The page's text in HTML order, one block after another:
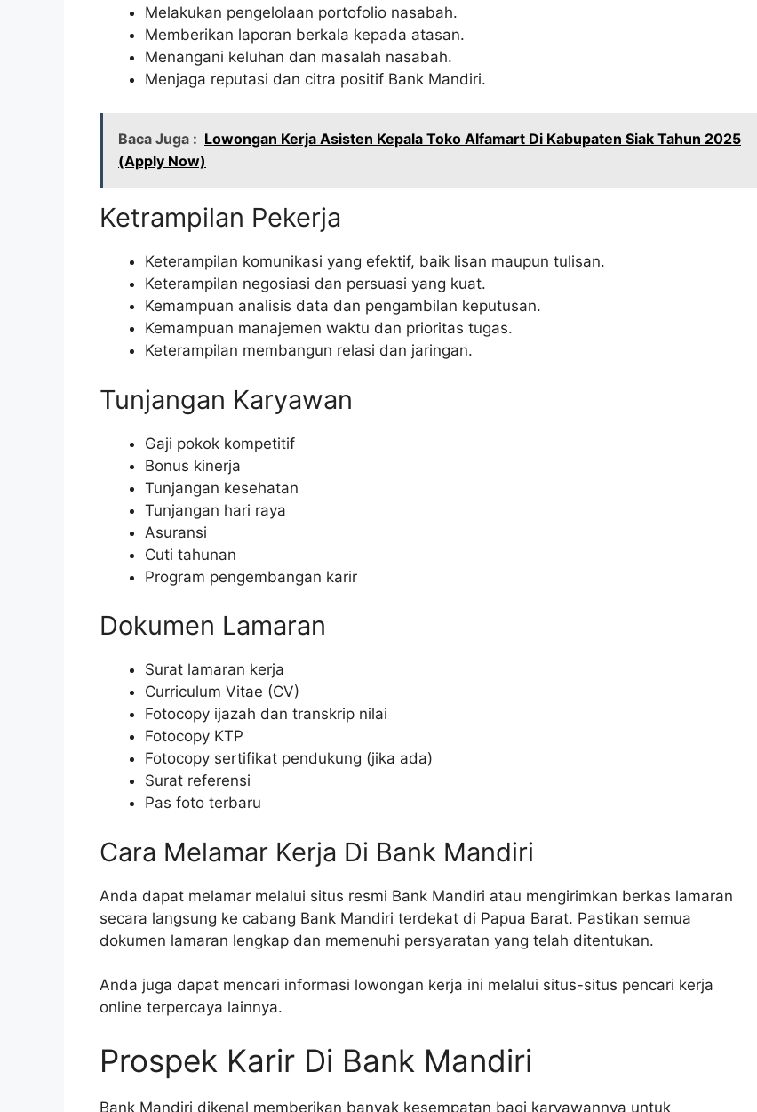
Melakukan pengelolaan portofolio nasabah.
Memberikan laporan berkala kepada atasan.
Menangani keluhan dan masalah nasabah.
Menjaga reputasi dan citra positif Bank Mandiri.
Baca Juga : Lowongan Kerja Asisten Kepala Toko Alfamart Di Kabupaten Siak Tahun 2025
(Apply Now)
Ketrampilan Pekerja
Keterampilan komunikasi yang efektif, baik lisan maupun tulisan.
Keterampilan negosiasi dan persuasi yang kuat.
Kemampuan analisis data dan pengambilan keputusan.
Kemampuan manajemen waktu dan prioritas tugas.
Keterampilan membangun relasi dan jaringan.
Tunjangan Karyawan
Gaji pokok kompetitif
Bonus kinerja
Tunjangan kesehatan
Tunjangan hari raya
Asuransi
Cuti tahunan
Program pengembangan karir
Dokumen Lamaran
Surat lamaran kerja
Curriculum Vitae (CV)
Fotocopy ijazah dan transkrip nilai
Fotocopy KTP
Fotocopy sertifikat pendukung (jika ada)
Surat referensi
Pas foto terbaru
Cara Melamar Kerja Di Bank Mandiri
Anda dapat melamar melalui situs resmi Bank Mandiri atau mengirimkan berkas lamaran
secara langsung ke cabang Bank Mandiri terdekat di Papua Barat. Pastikan semua
dokumen lamaran lengkap dan memenuhi persyaratan yang telah ditentukan.
Anda juga dapat mencari informasi lowongan kerja ini melalui situs-situs pencari kerja
online terpercaya lainnya.
Prospek Karir Di Bank Mandiri
Bank Mandiri dikenal memberikan banyak kesempatan bagi karyawannya untuk